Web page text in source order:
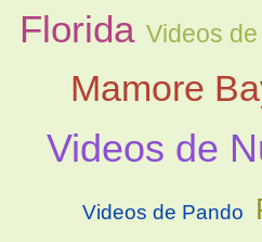
Florida Videos
Mamore
Videos de
Videos de Pando